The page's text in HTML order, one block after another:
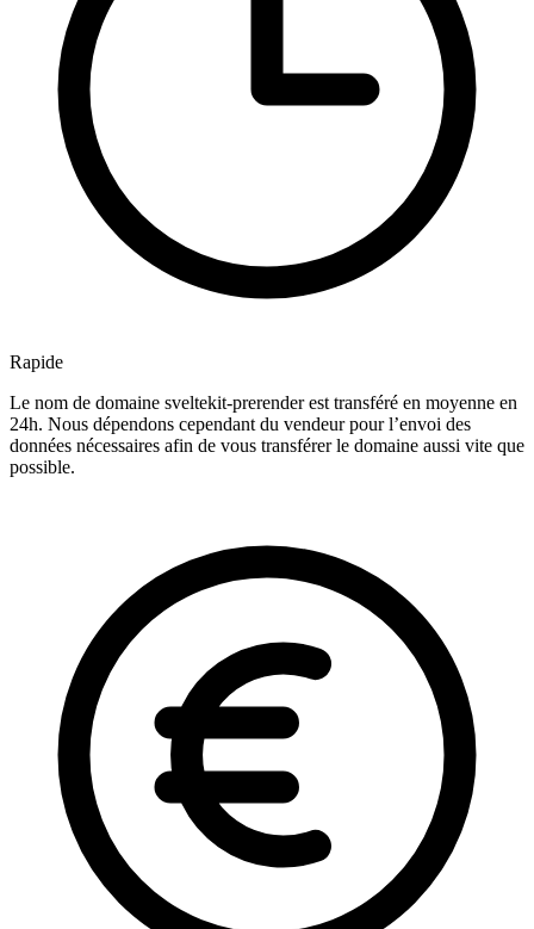
Rapide
Le nom de domaine sveltekit-prerender est transféré en moyenne en
24h. Nous dépendons cependant du vendeur pour l’envoi des
données nécessaires afin de vous transférer le domaine aussi vite que
possible.